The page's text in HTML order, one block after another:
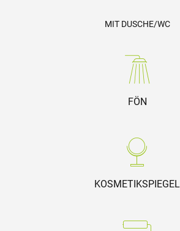
MIT DUSCHE/WC
FÖN
KOSMETIKSPIEGEL